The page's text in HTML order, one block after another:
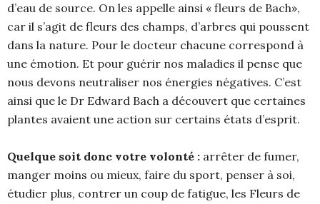
d’eau de source. On les appelle ainsi « fleurs de Bach»,
car il s’agit de fleurs des champs, d’arbres qui poussent
dans la nature. Pour le docteur chacune correspond à
une émotion. Et pour guérir nos maladies il pense que
nous devons neutraliser nos énergies négatives. C’est
ainsi que le Dr Edward Bach a découvert que certaines
plantes avaient une action sur certains états d’esprit.
Quelque soit donc votre volonté : arrêter de fumer,
manger moins ou mieux, faire du sport, penser à soi,
étudier plus, contrer un coup de fatigue, les Fleurs de